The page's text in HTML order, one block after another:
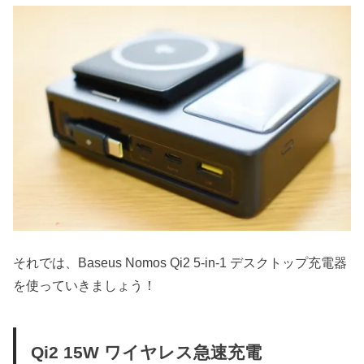
それでは、Baseus Nomos Qi2 5-in-1 デスクトップ充電器
を使っていきましょう！
Qi2 15W ワイヤレス急速充電